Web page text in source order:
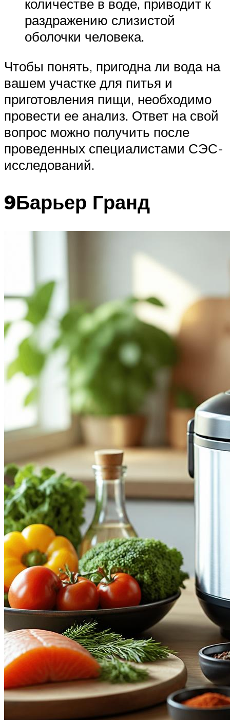
количестве в воде, приводит к
раздражению слизистой
оболочки человека.
Чтобы понять, пригодна ли вода на
вашем участке для питья и
приготовления пищи, необходимо
провести ее анализ. Ответ на свой
вопрос можно получить после
проведенных специалистами СЭС-
исследований.
9Барьер Гранд